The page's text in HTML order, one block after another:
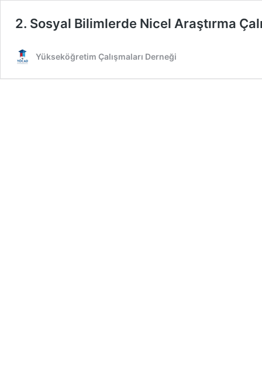
2. Sosyal Bilimlerde Nicel Araştırma
Yükseköğretim Çalışmaları Derneği